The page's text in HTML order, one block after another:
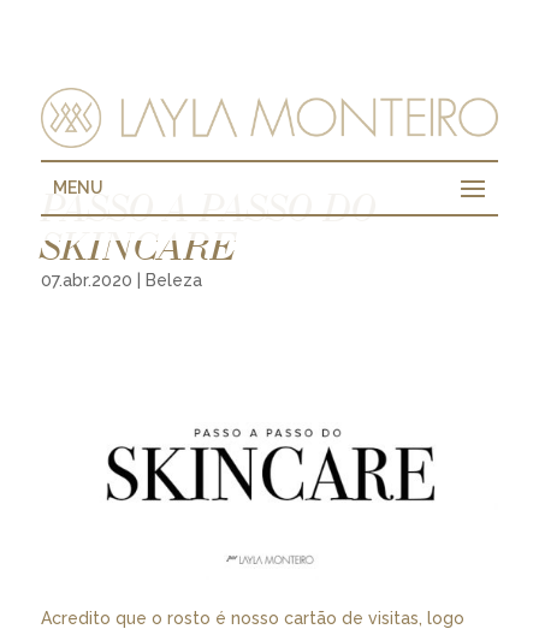
MENU
PASSO A PASSO DO
SKINCARE
07.abr.2020 Beleza
Acredito que o rosto é nosso cartão de visitas, logo